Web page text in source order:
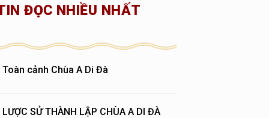
ĐỌC NHIỀU NHẤT
Toàn cảnh Chùa A Di Đà
LƯỢC SỬ THÀNH LẬP CHÙA A DI ĐÀ